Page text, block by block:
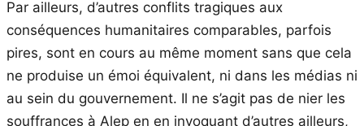
Par ailleurs, d’autres conflits tragiques aux
conséquences humanitaires comparables, parfois
pires, sont en cours au même moment sans que cela
ne produise un émoi équivalent, ni dans les médias ni
au sein du gouvernement. Il ne s’agit pas de nier les
souffrances à Alep en en invoquant d’autres ailleurs,